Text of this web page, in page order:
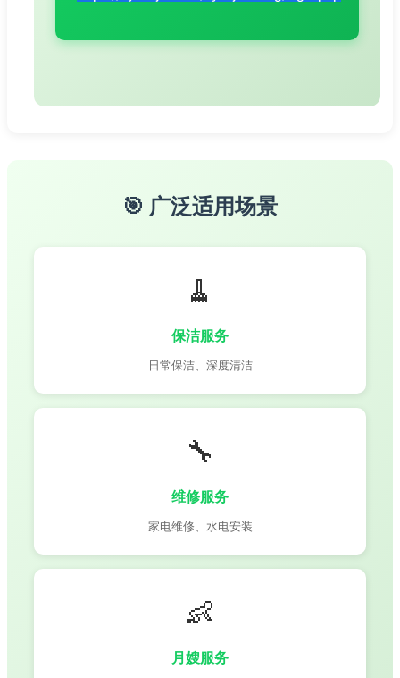
🎯 广泛适用场景
🧹
保洁服务
日常保洁、深度清洁
🔧
维修服务
家电维修、水电安装
👶
月嫂服务